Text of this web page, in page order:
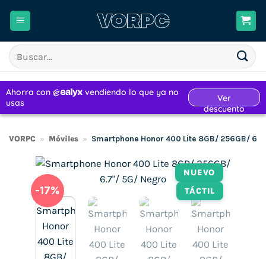
Buscar
por:
VORPC » Móviles » Smartphone Honor 400 Lite 8GB/ 256GB/
NUEVO
TÁCTIL
-17%